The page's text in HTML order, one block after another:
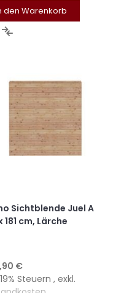
den Warenkorb
ZURZUR
Sichtblende Juel A
181 cm, Lärche
€
Steuern , exkl.